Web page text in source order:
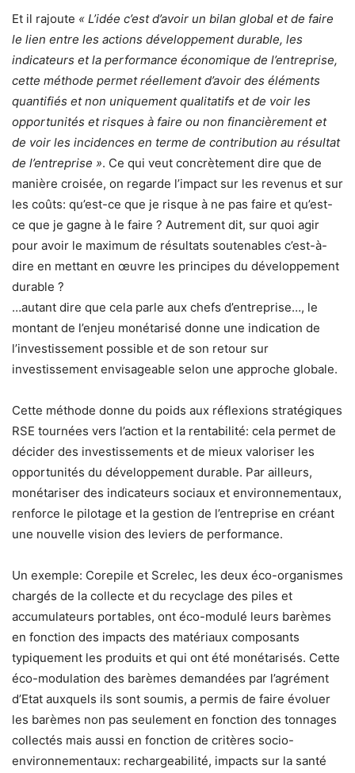
Et il rajoute « L’idée c’est d’avoir un bilan global et de faire
le lien entre les actions développement durable, les
indicateurs et la performance économique de l’entreprise,
cette méthode permet réellement d’avoir des éléments
quantifiés et non uniquement qualitatifs et de voir les
opportunités et risques à faire ou non financièrement et
de voir les incidences en terme de contribution au résultat
de l’entreprise ». Ce qui veut concrètement dire que de
manière croisée, on regarde l’impact sur les revenus et sur
les coûts: qu’est-ce que je risque à ne pas faire et qu’est-
ce que je gagne à le faire ? Autrement dit, sur quoi agir
pour avoir le maximum de résultats soutenables c’est-à-
dire en mettant en œuvre les principes du développement
durable ?
…autant dire que cela parle aux chefs d’entreprise…, le
montant de l’enjeu monétarisé donne une indication de
l’investissement possible et de son retour sur
investissement envisageable selon une approche globale.
Cette méthode donne du poids aux réflexions stratégiques
RSE tournées vers l’action et la rentabilité: cela permet de
décider des investissements et de mieux valoriser les
opportunités du développement durable. Par ailleurs,
monétariser des indicateurs sociaux et environnementaux,
renforce le pilotage et la gestion de l’entreprise en créant
une nouvelle vision des leviers de performance.
Un exemple: Corepile et Screlec, les deux éco-organismes
chargés de la collecte et du recyclage des piles et
accumulateurs portables, ont éco-modulé leurs barèmes
en fonction des impacts des matériaux composants
typiquement les produits et qui ont été monétarisés. Cette
éco-modulation des barèmes demandées par l’agrément
d’Etat auxquels ils sont soumis, a permis de faire évoluer
les barèmes non pas seulement en fonction des tonnages
collectés mais aussi en fonction de critères socio-
environnementaux: rechargeabilité, impacts sur la santé